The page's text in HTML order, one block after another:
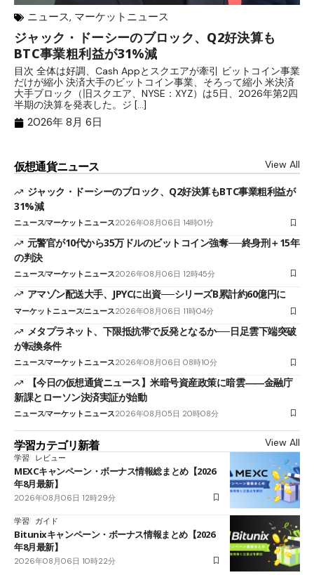
ニュース, マーケットニュース
ジャック・ドーシーのブロック、Q2好決算も
BTC事業粗利益が31%減
目次 全体は好調、Cash Appとスクエアが牽引 ビットコイン事業
だけが縮小 決済大手のビットコイン事業、そろって縮小 米決済
大手ブロック（旧スクエア、NYSE：XYZ）は5日、2026年第2四
半期の決算を発表した。ジ […]
2026年 8月 6日
仮想通貨ニュース View All
ジャック・ドーシーのブロック、Q2好決算もBTC事業粗利益が
31%減
ニュースマーケットニュース2026年08月06日 14時01分
元警官が10代から35万ドルのビットコイン強奪──終身刑＋15年
の判決
ニュースマーケットニュース2026年08月06日 12時45分
アマゾン配送大手、JPYCに出資──シリーズB累計約60億円に
マーケットニュースニュース2026年08月06日 11時04分
メタプラネット、下限抵抗帯で反発となるか──日足雲下端突破
が転換条件
ニュースマーケットニュース2026年08月06日 08時10分
【今日の仮想通貨ニュース】米暗号資産政策に暗雲――金融庁
新課とローソン決済実証が始動
ニュースマーケットニュース2026年08月05日 20時08分
学習カテゴリ新着 View All
学習 レビュー
MEXCキャンペーン・ボーナス情報総まとめ【2026
年8月最新】
2026年08月06日 12時29分
学習 ガイド
Bitunixキャンペーン・ボーナス情報まとめ【2026
年8月最新】
2026年08月06日 10時22分